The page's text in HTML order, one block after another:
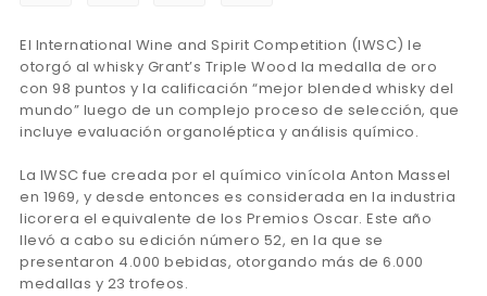
El International Wine and Spirit Competition (IWSC) le
otorgó al whisky Grant’s Triple Wood la medalla de oro
con 98 puntos y la calificación “mejor blended whisky del
mundo” luego de un complejo proceso de selección, que
incluye evaluación organoléptica y análisis químico.
La IWSC fue creada por el químico vinícola Anton Massel
en 1969, y desde entonces es considerada en la industria
licorera el equivalente de los Premios Oscar. Este año
llevó a cabo su edición número 52, en la que se
presentaron 4.000 bebidas, otorgando más de 6.000
medallas y 23 trofeos.